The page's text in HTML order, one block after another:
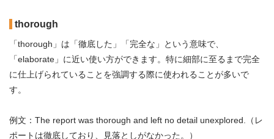
thorough
「thorough」は「徹底した」「完全な」という意味で、
「elaborate」に近い使い方ができます。特に細部に至るまで完全
に仕上げられていることを強調する際に使われることが多いで
す。
例文：The report was thorough and left no detail unexplored.（レ
ポートは徹底しており、見落としがなかった。）